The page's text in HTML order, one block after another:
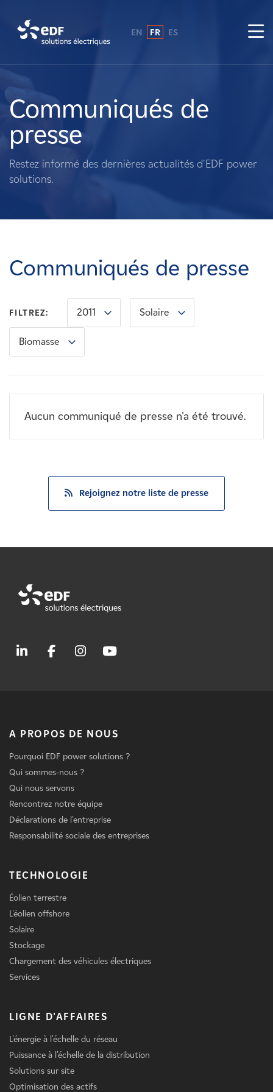
A propos de nous
Ce que nous faisons
Propriétaires fonciers
Carrières
Nouvelles
Contactez-nous
EN FR ES
Communiqués de
presse
Restez informé des dernières actualités d'EDF power
solutions.
Communiqués de presse
FILTREZ: 2011 Solaire
Biomasse
Aucun communiqué de presse n'a été trouvé.
Rejoignez notre liste de presse
A PROPOS DE NOUS
Pourquoi EDF power solutions ?
Qui sommes-nous ?
Qui nous servons
Rencontrez notre équipe
Déclarations de l'entreprise
Responsabilité sociale des entreprises
TECHNOLOGIE
Éolien terrestre
L'éolien offshore
Solaire
Stockage
Chargement des véhicules électriques
Services
LIGNE D'AFFAIRES
L'énergie à l'échelle du réseau
Puissance à l'échelle de la distribution
Solutions sur site
Optimisation des actifs